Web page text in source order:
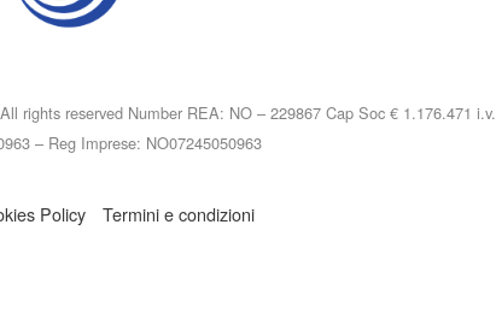
rights reserved Number REA: NO – 229867 Cap Soc € 1.176.471 i.v.
– Reg Imprese: NO07245050963
Policy Termini e condizioni